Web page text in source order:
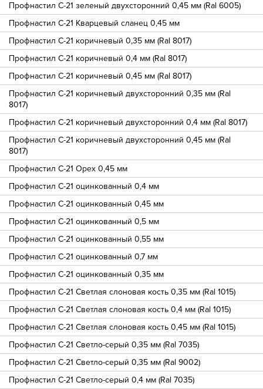
Профнастил С-21 зеленый двухсторонний 0,45 мм (Ral 6005)
Профнастил С-21 Кварцевый сланец 0,45 мм
Профнастил С-21 коричневый 0,35 мм (Ral 8017)
Профнастил С-21 коричневый 0,4 мм (Ral 8017)
Профнастил С-21 коричневый 0,45 мм (Ral 8017)
Профнастил С-21 коричневый двухсторонний 0,35 мм (Ral
8017)
Профнастил С-21 коричневый двухсторонний 0,4 мм (Ral 8017)
Профнастил С-21 коричневый двухсторонний 0,45 мм (Ral
8017)
Профнастил С-21 Орех 0,45 мм
Профнастил С-21 оцинкованный 0,4 мм
Профнастил С-21 оцинкованный 0,45 мм
Профнастил С-21 оцинкованный 0,5 мм
Профнастил С-21 оцинкованный 0,55 мм
Профнастил С-21 оцинкованный 0,7 мм
Профнастил С-21 оцинкованный 0,35 мм
Профнастил С-21 Светлая слоновая кость 0,35 мм (Ral 1015)
Профнастил С-21 Светлая слоновая кость 0,4 мм (Ral 1015)
Профнастил С-21 Светлая слоновая кость 0,45 мм (Ral 1015)
Профнастил С-21 Светло-серый 0,35 мм (Ral 7035)
Профнастил С-21 Светло-серый 0,35 мм (Ral 9002)
Профнастил С-21 Светло-серый 0,4 мм (Ral 7035)